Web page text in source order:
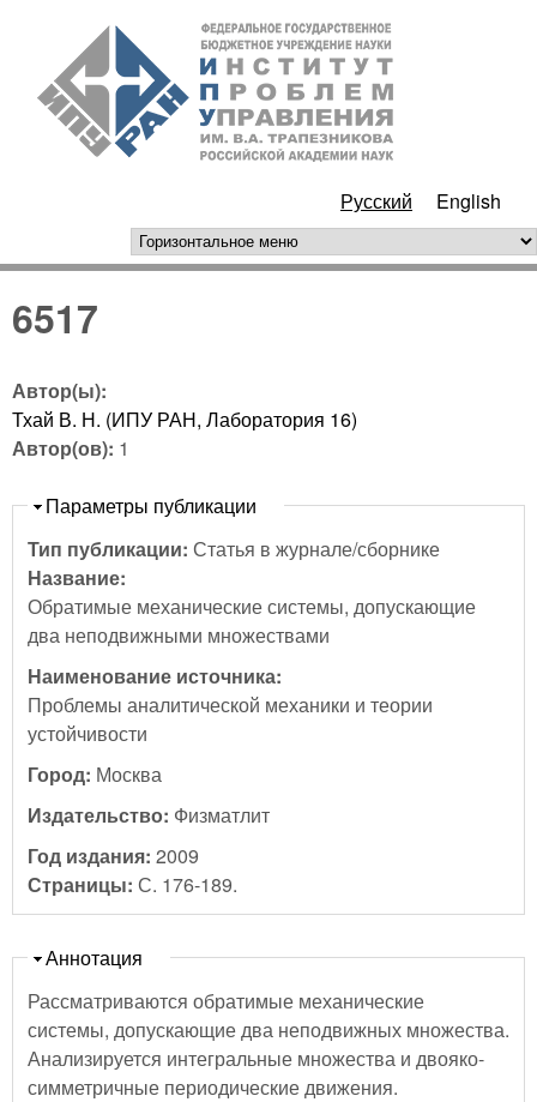
Перейти к основному
содержанию
РАН
Русский English
горизонтальное меню
6517
Автор(ы):
Тхай В. Н. (ИПУ РАН, Лаборатория 16)
Автор(ов): 1
Скрыть
Параметры публикации
Тип публикации: Статья в журнале/сборнике
Название:
Обратимые механические системы, допускающие
два неподвижными множествами
Наименование источника:
Проблемы аналитической механики и теории
устойчивости
Город: Москва
Издательство: Физматлит
Год издания: 2009
Страницы: С. 176-189.
Скрыть
Аннотация
Рассматриваются обратимые механические
системы, допускающие два неподвижных множества.
Анализируется интегральные множества и двояко-
симметричные периодические движения.